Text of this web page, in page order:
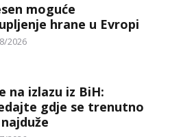
moguće
hrane u Evropi
2026
na izlazu iz BiH:
gdje se trenutno